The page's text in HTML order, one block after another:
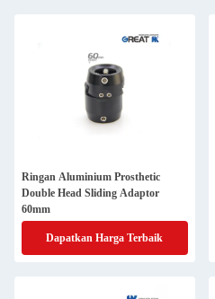
Ringan Aluminium Prosthetic
Double Head Sliding Adaptor
60mm
Dapatkan Harga Terbaik